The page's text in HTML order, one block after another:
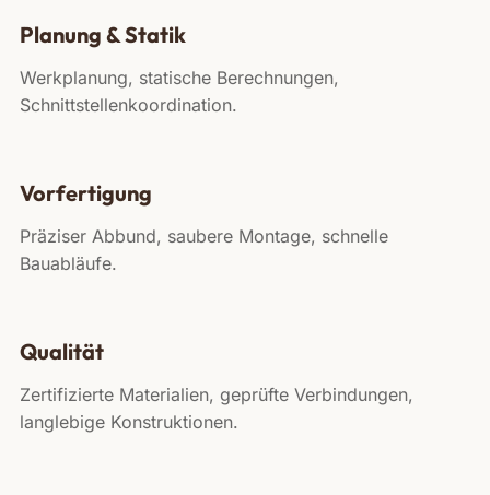
Planung & Statik
Werkplanung, statische Berechnungen,
Schnittstellenkoordination.
Vorfertigung
Präziser Abbund, saubere Montage, schnelle
Bauabläufe.
Qualität
Zertifizierte Materialien, geprüfte Verbindungen,
langlebige Konstruktionen.